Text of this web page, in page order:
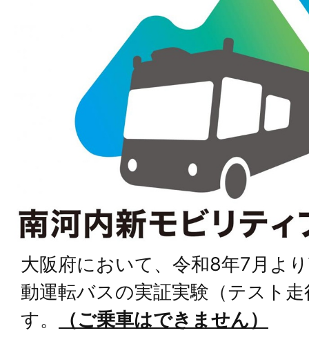
大阪府において、令和8年7月よ
動運転バスの実証実験（テスト
す。
（ご乗車はできません）